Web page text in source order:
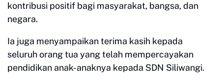
kontribusi positif bagi masyarakat, bangsa, dan
negara.
Ia juga menyampaikan terima kasih kepada
seluruh orang tua yang telah mempercayakan
pendidikan anak-anaknya kepada SDN Siliwangi.